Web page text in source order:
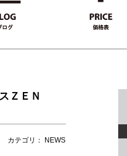
ＺＥＮ
カテゴリ： NEWS